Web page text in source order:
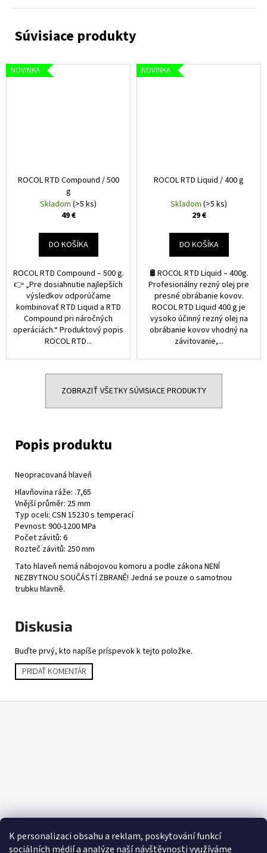
K personalizaci obsahu a reklam, poskytování funkcí
sociálních médií a analýze naší návštěvnosti využíváme
NOVINKA
ROCOL RTD Compound / 500
g
Skladom (>5 ks)
49 €
DO KOŠÍKA
ROCOL RTD Compound – 500 g.
👉 „Pre dosiahnutie najlepších
výsledkov odporúčame
kombinovať RTD Liquid a RTD
Compound pri náročných
operáciách.“ Produktový popis
ROCOL RTD...
NOVINKA
ROCOL RTD Liquid / 400 g
Skladom (>5 ks)
29 €
DO KOŠÍKA
🛢️ ROCOL RTD Liquid – 400g.
Profesionálny rezný olej pre
presné obrábanie kovov.
ROCOL RTD Liquid 400 g je
vysoko účinný rezný olej na
obrábanie kovov vhodný na
závitovanie,...
ZOBRAZIŤ VŠETKY SÚVISIACE PRODUKTY
Neopracovaná hlaveň
Hlavňovina ráže: .7,65
Vnější průměr: 25 mm
Typ oceli: CSN 15230 s temperací
Pevnost: 900-1200 MPa
Počet závitů: 6
Rozteč závitů: 250 mm
Tato hlaveň nemá nábojovou komoru a podle zákona NENÍ
NEZBYTNOU SOUČÁSTÍ ZBRANĚ! Jedná se pouze o samotnou
trubku hlavně.
Diskusia
Buďte prvý, kto napíše príspevok k tejto položke.
PRIDAŤ KOMENTÁR
€